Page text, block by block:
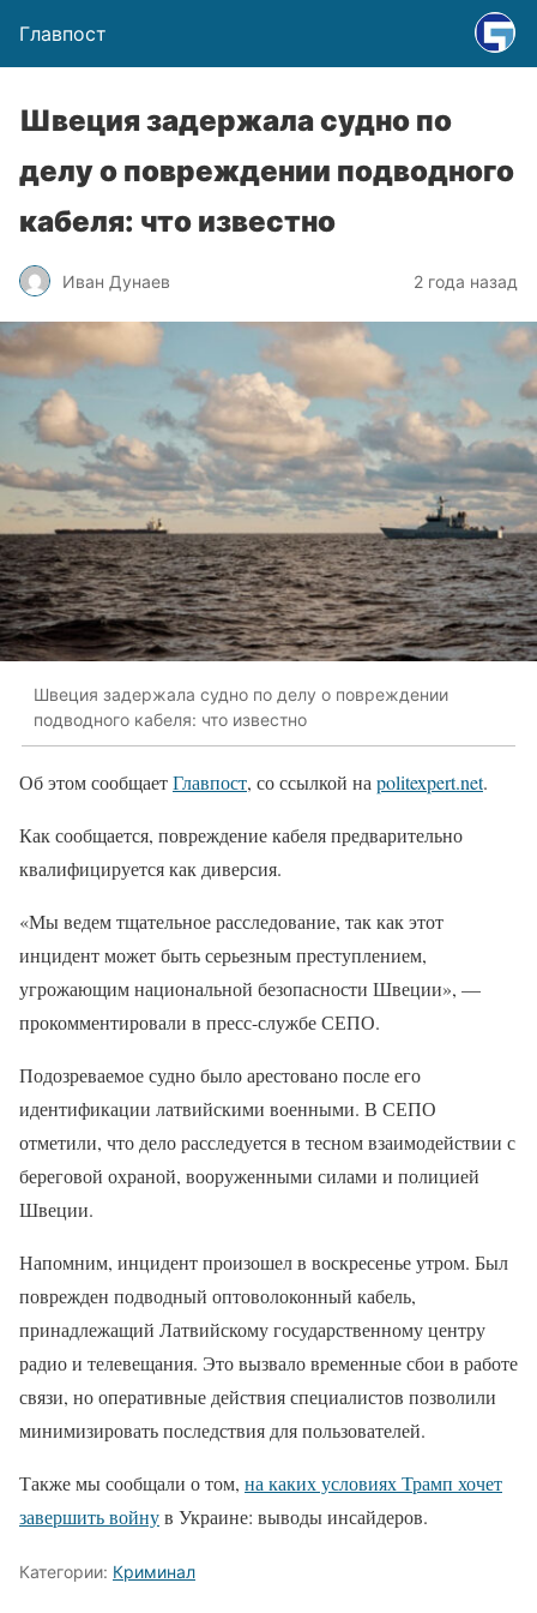
Главпост
Швеция задержала судно по
делу о повреждении подводного
кабеля: что известно
Иван Дунаев 2 года назад
Швеция задержала судно по делу о повреждении
подводного кабеля: что известно
Об этом сообщаетГлавпост, со ссылкой на politexpert.net.
Как сообщается, повреждение кабеля предварительно
квалифицируется как диверсия.
«Мы ведем тщательное расследование, так как этот
инцидент может быть серьезным преступлением,
угрожающим национальной безопасности Швеции», —
прокомментировали в пресс-службе СЕПО.
Подозреваемое судно было арестовано после его
идентификации латвийскими военными. В СЕПО
отметили, что дело расследуется в тесном взаимодействии с
береговой охраной, вооруженными силами и полицией
Швеции.
Напомним, инцидент произошел в воскресенье утром. Был
поврежден подводный оптоволоконный кабель,
принадлежащий Латвийскому государственному центру
радио и телевещания. Это вызвало временные сбои в работе
связи, но оперативные действия специалистов позволили
минимизировать последствия для пользователей.
Также мы сообщали о том, на каких условиях Трамп хочет
завершить войнув Украине: выводы инсайдеров.
Категории: Криминал